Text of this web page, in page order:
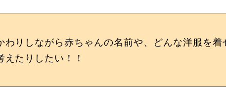
わりしながら赤ちゃんの名前や、どんな洋服を着
たりしたい！！